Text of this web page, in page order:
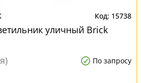
15738
уличный Brick
По запросу